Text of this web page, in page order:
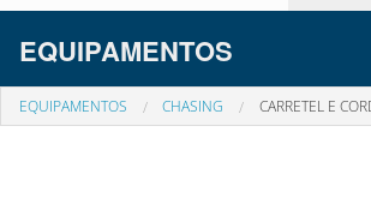
EQUIPAMENTOS
EQUIPAMENTOS CHASING CARRETEL E